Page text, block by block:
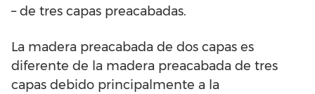
– de tres capas preacabadas.
La madera preacabada de dos capas es
diferente de la madera preacabada de tres
capas debido principalmente a la